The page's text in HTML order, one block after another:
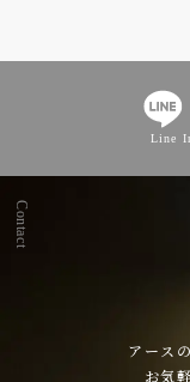
Line
Contact
アース
お気